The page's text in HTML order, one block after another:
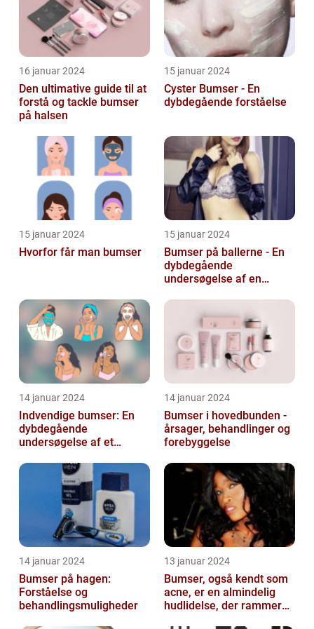
16 januar 2024
Den ultimative guide til at
forstå og tackle bumser
på halsen
15 januar 2024
Cyster Bumser - En
dybdegående forståelse
15 januar 2024
Hvorfor får man bumser
15 januar 2024
Bumser på ballerne - En
dybdegående
undersøgelse af en
14 januar 2024
Indvendige bumser: En
dybdegående
undersøgelse af et
frustrerende
skønhedsproblem
14 januar 2024
Bumser i hovedbunden -
årsager, behandlinger og
forebyggelse
14 januar 2024
Bumser på hagen:
Forståelse og
behandlingsmuligheder
13 januar 2024
Bumser, også kendt som
acne, er en almindelig
hudlidelse, der rammer